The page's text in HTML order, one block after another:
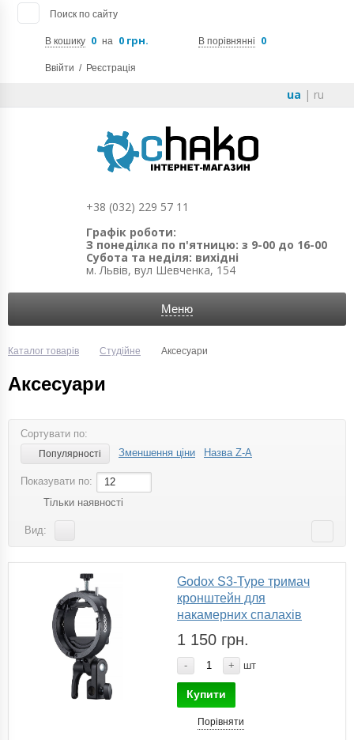
Поиск по сайту
В кошику 0 на 0 грн. В порівнянні 0
Ввійти / Реєстрація
ua | ru
+38 (032) 229 57 11
Графік роботи:
З понеділка по п'ятницю: з 9-00 до 16-00
Субота та неділя: вихідні
м. Львів, вул Шевченка, 154
Меню
Каталог товарів Студійне Аксесуари
Аксесуари
Сортувати по:
Популярності Зменшення ціни Назва Z-A
Показувати по:
12
Тільки наявності
Вид:
Godox S3-Type тримач
кронштейн для
накамерних спалахів
1 150 грн.
- + шт
Купити
Порівняти